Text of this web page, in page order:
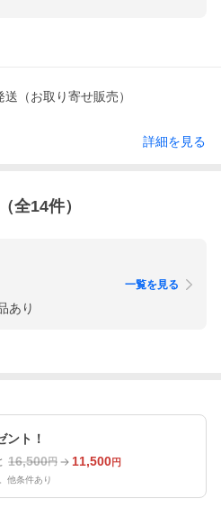
（お取り寄せ販売）
詳細を見る
全14件）
あり
一覧を見る
ント！
16,500円 11,500円
他条件あり